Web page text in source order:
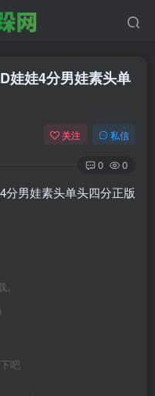
娃娃4分男娃素头单
关注 私信
0 0
分男娃素头单头四分正版
吧